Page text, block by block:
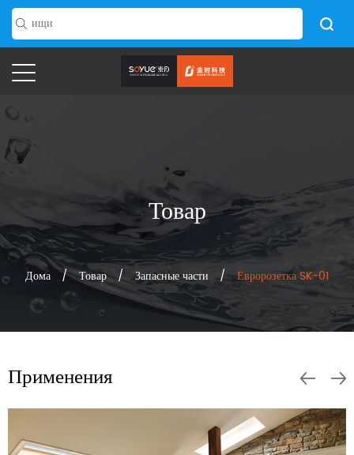
Товар
Дома / Товар / Запасные части / Евророзетка SK-01
Применения